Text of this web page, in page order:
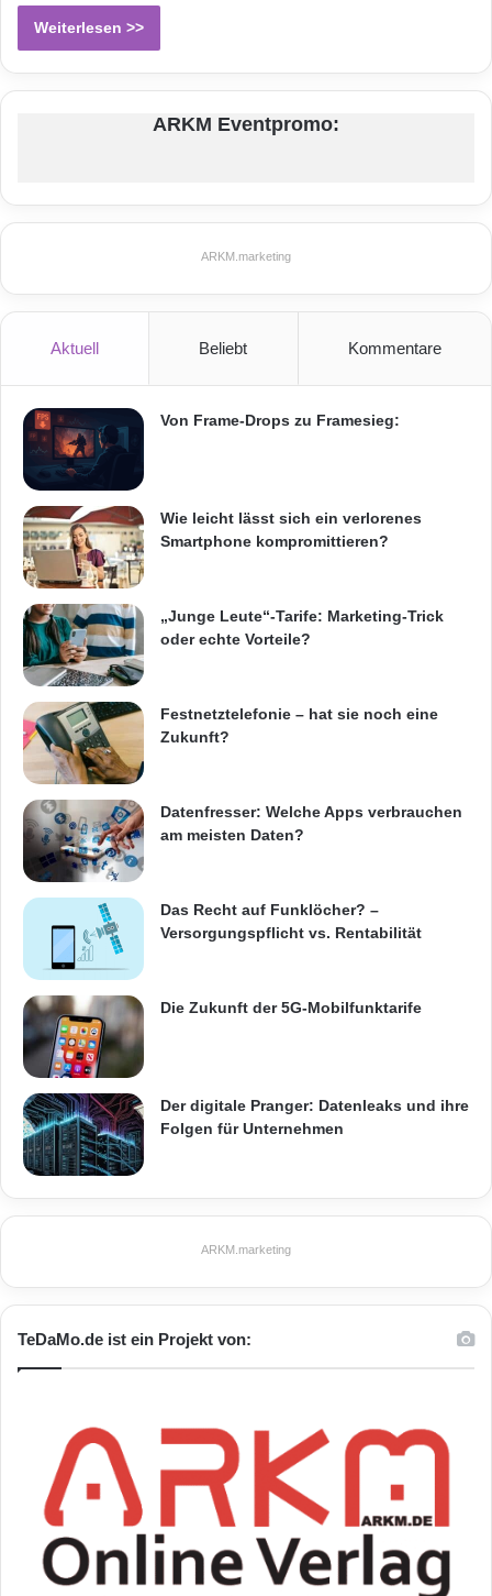
Weiterlesen >>
ARKM Eventpromo:
ARKM.marketing
Aktuell Beliebt Kommentare
Von Frame-Drops zu Framesieg:
Wie leicht lässt sich ein verlorenes
Smartphone kompromittieren?
„Junge Leute“-Tarife: Marketing-Trick
oder echte Vorteile?
Festnetztelefonie – hat sie noch eine
Zukunft?
Datenfresser: Welche Apps verbrauchen
am meisten Daten?
Das Recht auf Funklöcher? –
Versorgungspflicht vs. Rentabilität
Die Zukunft der 5G-Mobilfunktarife
Der digitale Pranger: Datenleaks und ihre
Folgen für Unternehmen
ARKM.marketing
TeDaMo.de ist ein Projekt von: